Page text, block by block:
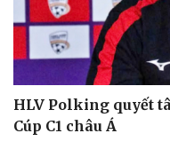
HLV Polking quyết
Cúp C1 châu Á